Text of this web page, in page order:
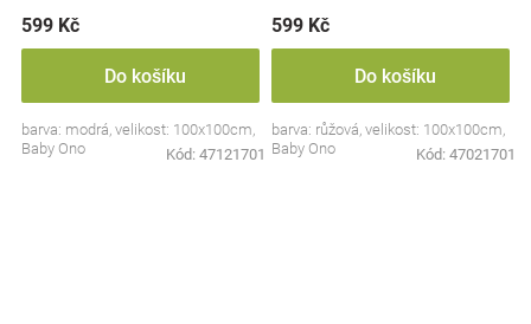
599 Kč
Do košíku
barva: modrá, velikost: 100x100cm,
Baby Ono
Kód: 47121701
599 Kč
Do košíku
barva: růžová, velikost: 100x100cm,
Baby Ono
Kód: 47021701